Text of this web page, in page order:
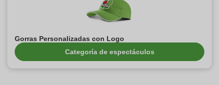
Gorras Personalizadas con Logo
Categoría de espectáculos